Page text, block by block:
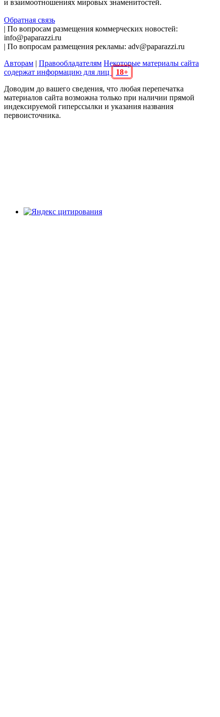
и взаимоотношениях мировых знаменитостей.
Обратная связь
| По вопросам размещения коммерческих новостей:
info@paparazzi.ru
| По вопросам размещения рекламы: adv@paparazzi.ru
Авторам | Правообладателям Некоторые материалы сайта
содержат информацию для лиц
18+
Доводим до вашего сведения, что любая перепечатка
материалов сайта возможна только при наличии прямой
индексируемой гиперссылки и указания названия
первоисточника.